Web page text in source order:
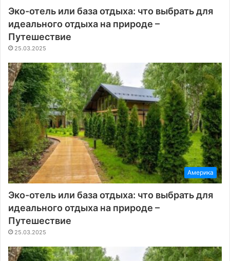
Эко-отель или база отдыха: что выбрать для
идеального отдыха на природе –
Путешествие
25.03.2025
Америка
Эко-отель или база отдыха: что выбрать для
идеального отдыха на природе –
Путешествие
25.03.2025